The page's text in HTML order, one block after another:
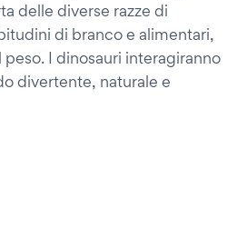
delle diverse razze di
di branco e alimentari,
I dinosauri interagiranno
divertente, naturale e